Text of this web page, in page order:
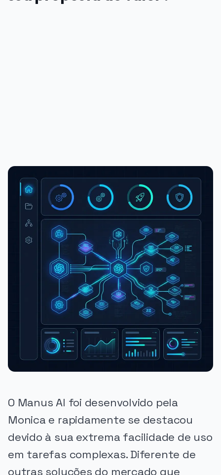
O Manus AI foi desenvolvido pela
Monica e rapidamente se destacou
devido à sua extrema facilidade de uso
em tarefas complexas. Diferente de
outras soluções do mercado que